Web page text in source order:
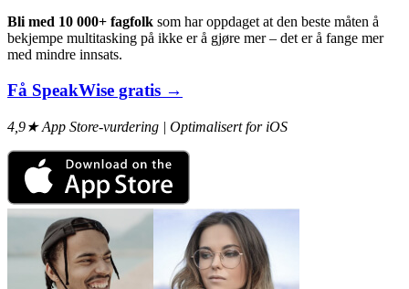
Bli med 10 000+ fagfolk som har oppdaget at den beste måten å
bekjempe multitasking på ikke er å gjøre mer – det er å fange mer
med mindre innsats.
Få SpeakWise gratis →
4,9★ App Store-vurdering | Optimalisert for iOS